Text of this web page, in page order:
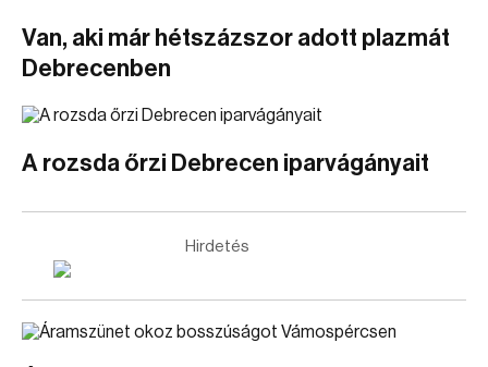
Van, aki már hétszázszor adott plazmát
Debrecenben
A rozsda őrzi Debrecen iparvágányait
Hirdetés